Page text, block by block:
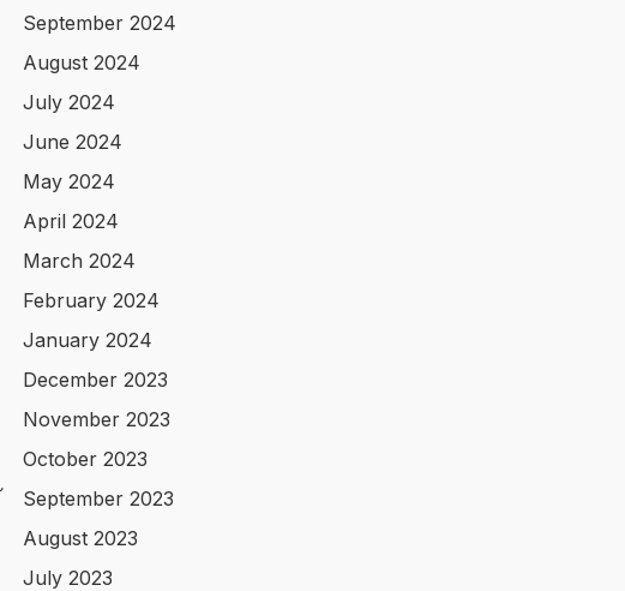
September 2024
August 2024
July 2024
June 2024
May 2024
April 2024
March 2024
February 2024
January 2024
December 2023
November 2023
October 2023
September 2023
August 2023
July 2023